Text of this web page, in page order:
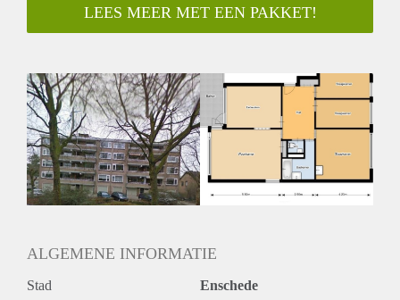
Garantiestelling mogelijk: Nee
Borg: 1 Maand
Huisdieren toegestaan: Afhankelijk van de Eigenaar
Huurtoeslag grens: Ja
Geschikt voor studenten: Afhankelijk van de Eigenaar
LEES MEER MET EEN PAKKET!
ALGEMENE INFORMATIE
Stad Enschede